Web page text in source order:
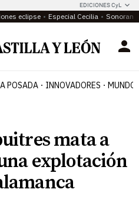
EDICIONES CyL
eclipse Especial Cecilia
POSADA INNOVADORES MUNDO
mata a
explotación